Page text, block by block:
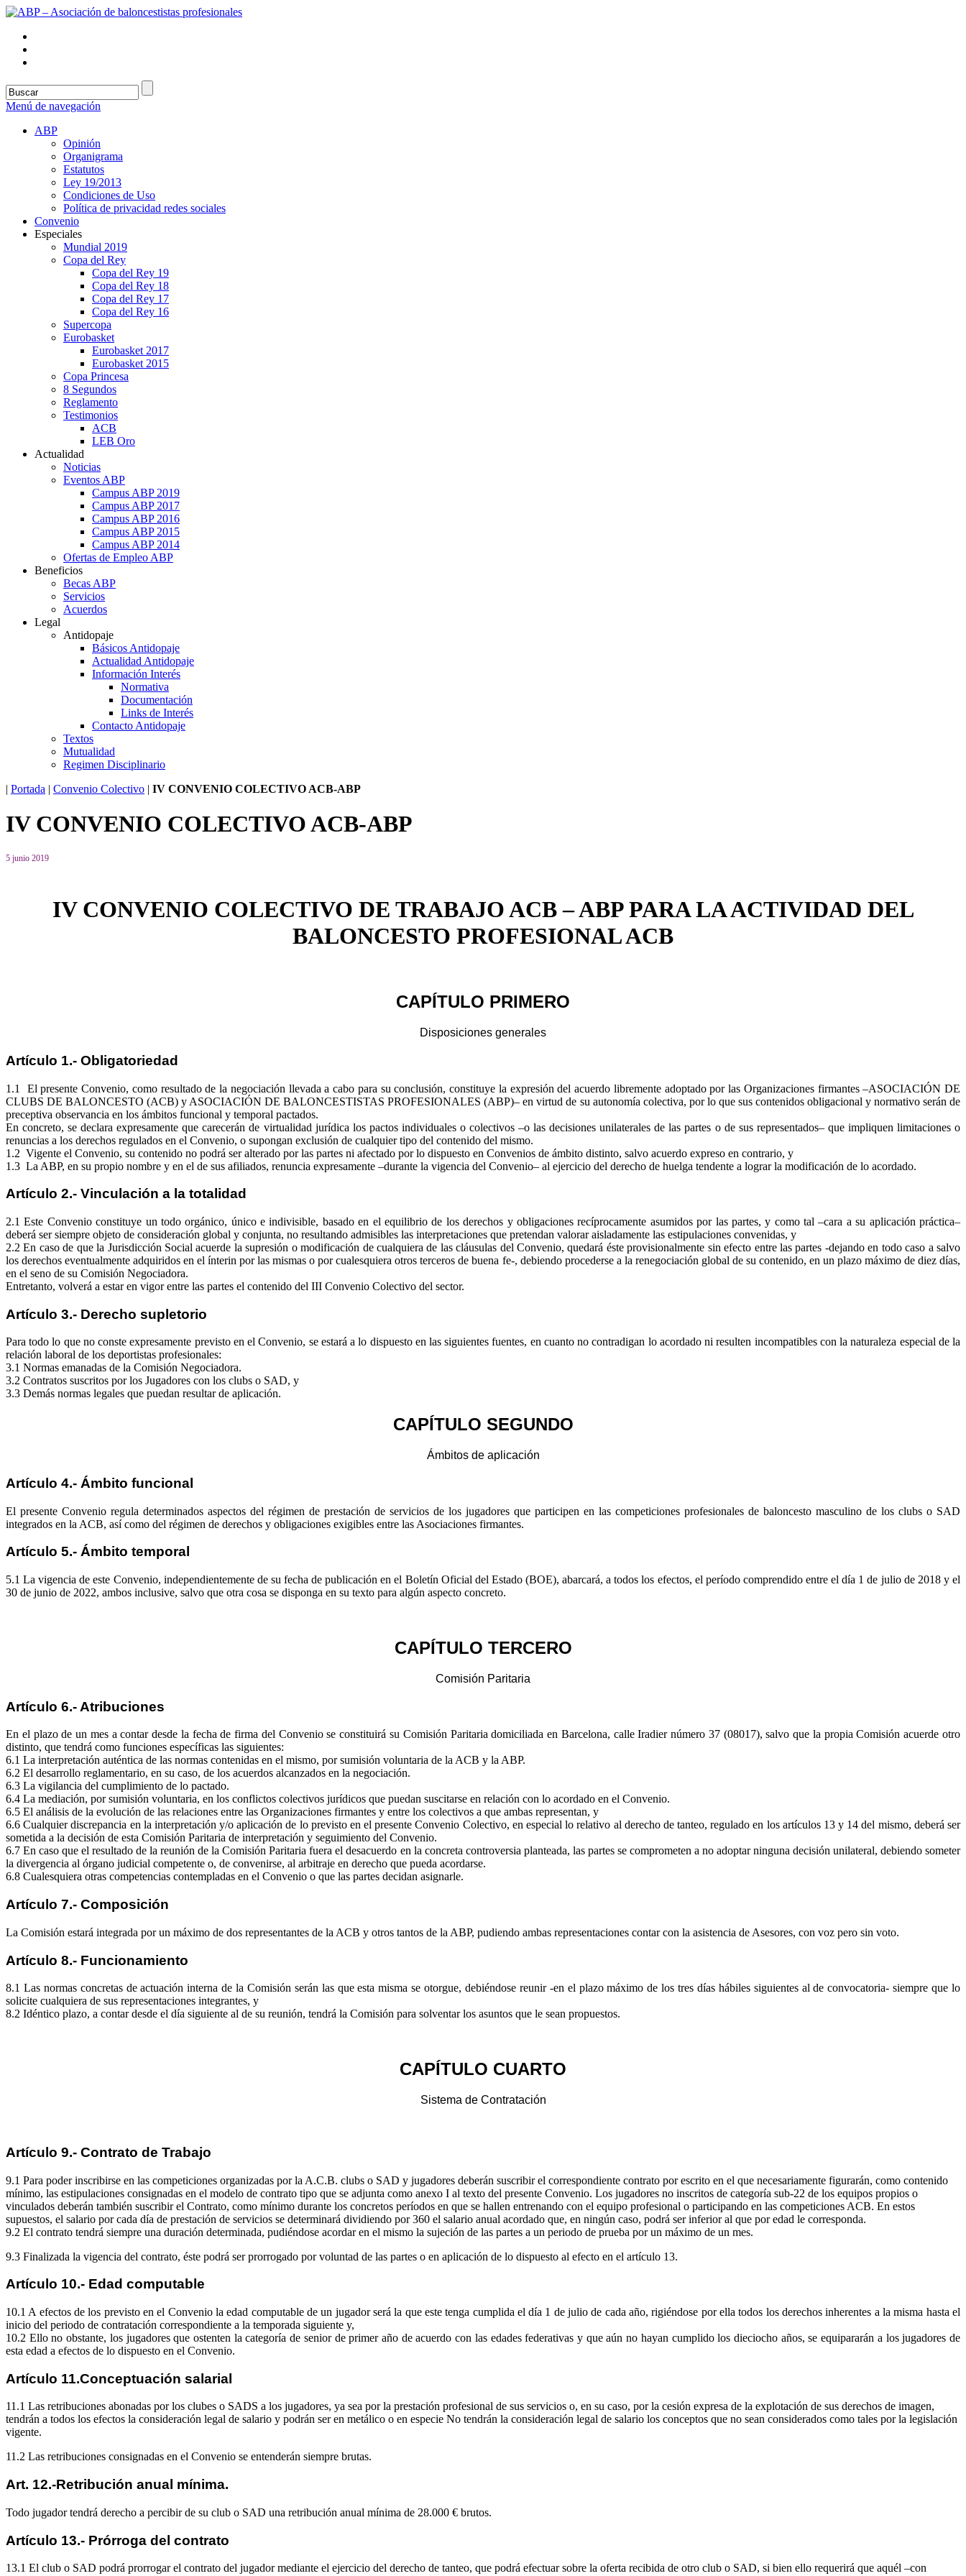
Menú de navegación
ABP
Opinión
Organigrama
Estatutos
Ley 19/2013
Condiciones de Uso
Política de privacidad redes sociales
Convenio
Especiales
Mundial 2019
Copa del Rey
Copa del Rey 19
Copa del Rey 18
Copa del Rey 17
Copa del Rey 16
Supercopa
Eurobasket
Eurobasket 2017
Eurobasket 2015
Copa Princesa
8 Segundos
Reglamento
Testimonios
ACB
LEB Oro
Actualidad
Noticias
Eventos ABP
Campus ABP 2019
Campus ABP 2017
Campus ABP 2016
Campus ABP 2015
Campus ABP 2014
Ofertas de Empleo ABP
Beneficios
Becas ABP
Servicios
Acuerdos
Legal
Antidopaje
Básicos Antidopaje
Actualidad Antidopaje
Información Interés
Normativa
Documentación
Links de Interés
Contacto Antidopaje
Textos
Mutualidad
Regimen Disciplinario
| Portada | Convenio Colectivo | IV CONVENIO COLECTIVO ACB-ABP
IV CONVENIO COLECTIVO ACB-ABP
5 junio 2019
IV CONVENIO COLECTIVO DE TRABAJO ACB – ABP PARA LA ACTIVIDAD DEL
BALONCESTO PROFESIONAL ACB
CAPÍTULO PRIMERO
Disposiciones generales
Artículo 1.- Obligatoriedad
1.1 El presente Convenio, como resultado de la negociación llevada a cabo para su conclusión, constituye la expresión del acuerdo libremente adoptado por las Organizaciones firmantes –ASOCIACIÓN DE
CLUBS DE BALONCESTO (ACB) y ASOCIACIÓN DE BALONCESTISTAS PROFESIONALES (ABP)– en virtud de su autonomía colectiva, por lo que sus contenidos obligacional y normativo serán de
preceptiva observancia en los ámbitos funcional y temporal pactados.
En concreto, se declara expresamente que carecerán de virtualidad jurídica los pactos individuales o colectivos –o las decisiones unilaterales de las partes o de sus representados– que impliquen limitaciones o
renuncias a los derechos regulados en el Convenio, o supongan exclusión de cualquier tipo del contenido del mismo.
1.2 Vigente el Convenio, su contenido no podrá ser alterado por las partes ni afectado por lo dispuesto en Convenios de ámbito distinto, salvo acuerdo expreso en contrario, y
1.3 La ABP, en su propio nombre y en el de sus afiliados, renuncia expresamente –durante la vigencia del Convenio– al ejercicio del derecho de huelga tendente a lograr la modificación de lo acordado.
Artículo 2.- Vinculación a la totalidad
2.1 Este Convenio constituye un todo orgánico, único e indivisible, basado en el equilibrio de los derechos y obligaciones recíprocamente asumidos por las partes, y como tal –cara a su aplicación práctica–
deberá ser siempre objeto de consideración global y conjunta, no resultando admisibles las interpretaciones que pretendan valorar aisladamente las estipulaciones convenidas, y
2.2 En caso de que la Jurisdicción Social acuerde la supresión o modificación de cualquiera de las cláusulas del Convenio, quedará éste provisionalmente sin efecto entre las partes -dejando en todo caso a salvo
los derechos eventualmente adquiridos en el ínterin por las mismas o por cualesquiera otros terceros de buena fe-, debiendo procederse a la renegociación global de su contenido, en un plazo máximo de diez días,
en el seno de su Comisión Negociadora.
Entretanto, volverá a estar en vigor entre las partes el contenido del III Convenio Colectivo del sector.
Artículo 3.- Derecho supletorio
Para todo lo que no conste expresamente previsto en el Convenio, se estará a lo dispuesto en las siguientes fuentes, en cuanto no contradigan lo acordado ni resulten incompatibles con la naturaleza especial de la
relación laboral de los deportistas profesionales:
3.1 Normas emanadas de la Comisión Negociadora.
3.2 Contratos suscritos por los Jugadores con los clubs o SAD, y
3.3 Demás normas legales que puedan resultar de aplicación.
CAPÍTULO SEGUNDO
Ámbitos de aplicación
Artículo 4.- Ámbito funcional
El presente Convenio regula determinados aspectos del régimen de prestación de servicios de los jugadores que participen en las competiciones profesionales de baloncesto masculino de los clubs o SAD
integrados en la ACB, así como del régimen de derechos y obligaciones exigibles entre las Asociaciones firmantes.
Artículo 5.- Ámbito temporal
5.1 La vigencia de este Convenio, independientemente de su fecha de publicación en el Boletín Oficial del Estado (BOE), abarcará, a todos los efectos, el período comprendido entre el día 1 de julio de 2018 y el
30 de junio de 2022, ambos inclusive, salvo que otra cosa se disponga en su texto para algún aspecto concreto.
CAPÍTULO TERCERO
Comisión Paritaria
Artículo 6.- Atribuciones
En el plazo de un mes a contar desde la fecha de firma del Convenio se constituirá su Comisión Paritaria domiciliada en Barcelona, calle Iradier número 37 (08017), salvo que la propia Comisión acuerde otro
distinto, que tendrá como funciones específicas las siguientes:
6.1 La interpretación auténtica de las normas contenidas en el mismo, por sumisión voluntaria de la ACB y la ABP.
6.2 El desarrollo reglamentario, en su caso, de los acuerdos alcanzados en la negociación.
6.3 La vigilancia del cumplimiento de lo pactado.
6.4 La mediación, por sumisión voluntaria, en los conflictos colectivos jurídicos que puedan suscitarse en relación con lo acordado en el Convenio.
6.5 El análisis de la evolución de las relaciones entre las Organizaciones firmantes y entre los colectivos a que ambas representan, y
6.6 Cualquier discrepancia en la interpretación y/o aplicación de lo previsto en el presente Convenio Colectivo, en especial lo relativo al derecho de tanteo, regulado en los artículos 13 y 14 del mismo, deberá ser
sometida a la decisión de esta Comisión Paritaria de interpretación y seguimiento del Convenio.
6.7 En caso que el resultado de la reunión de la Comisión Paritaria fuera el desacuerdo en la concreta controversia planteada, las partes se comprometen a no adoptar ninguna decisión unilateral, debiendo someter
la divergencia al órgano judicial competente o, de convenirse, al arbitraje en derecho que pueda acordarse.
6.8 Cualesquiera otras competencias contempladas en el Convenio o que las partes decidan asignarle.
Artículo 7.- Composición
La Comisión estará integrada por un máximo de dos representantes de la ACB y otros tantos de la ABP, pudiendo ambas representaciones contar con la asistencia de Asesores, con voz pero sin voto.
Artículo 8.- Funcionamiento
8.1 Las normas concretas de actuación interna de la Comisión serán las que esta misma se otorgue, debiéndose reunir -en el plazo máximo de los tres días hábiles siguientes al de convocatoria- siempre que lo
solicite cualquiera de sus representaciones integrantes, y
8.2 Idéntico plazo, a contar desde el día siguiente al de su reunión, tendrá la Comisión para solventar los asuntos que le sean propuestos.
CAPÍTULO CUARTO
Sistema de Contratación
Artículo 9.- Contrato de Trabajo
9.1 Para poder inscribirse en las competiciones organizadas por la A.C.B. clubs o SAD y jugadores deberán suscribir el correspondiente contrato por escrito en el que necesariamente figurarán, como contenido
mínimo, las estipulaciones consignadas en el modelo de contrato tipo que se adjunta como anexo I al texto del presente Convenio. Los jugadores no inscritos de categoría sub-22 de los equipos propios o
vinculados deberán también suscribir el Contrato, como mínimo durante los concretos períodos en que se hallen entrenando con el equipo profesional o participando en las competiciones ACB. En estos
supuestos, el salario por cada día de prestación de servicios se determinará dividiendo por 360 el salario anual acordado que, en ningún caso, podrá ser inferior al que por edad le corresponda.
9.2 El contrato tendrá siempre una duración determinada, pudiéndose acordar en el mismo la sujeción de las partes a un periodo de prueba por un máximo de un mes.
9.3 Finalizada la vigencia del contrato, éste podrá ser prorrogado por voluntad de las partes o en aplicación de lo dispuesto al efecto en el artículo 13.
Artículo 10.- Edad computable
10.1 A efectos de los previsto en el Convenio la edad computable de un jugador será la que este tenga cumplida el día 1 de julio de cada año, rigiéndose por ella todos los derechos inherentes a la misma hasta el
inicio del periodo de contratación correspondiente a la temporada siguiente y,
10.2 Ello no obstante, los jugadores que ostenten la categoría de senior de primer año de acuerdo con las edades federativas y que aún no hayan cumplido los dieciocho años, se equipararán a los jugadores de
esta edad a efectos de lo dispuesto en el Convenio.
Artículo 11.Conceptuación salarial
11.1 Las retribuciones abonadas por los clubes o SADS a los jugadores, ya sea por la prestación profesional de sus servicios o, en su caso, por la cesión expresa de la explotación de sus derechos de imagen,
tendrán a todos los efectos la consideración legal de salario y podrán ser en metálico o en especie No tendrán la consideración legal de salario los conceptos que no sean considerados como tales por la legislación
vigente.
11.2 Las retribuciones consignadas en el Convenio se entenderán siempre brutas.
Art. 12.-Retribución anual mínima.
Todo jugador tendrá derecho a percibir de su club o SAD una retribución anual mínima de 28.000 € brutos.
Artículo 13.- Prórroga del contrato
13.1 El club o SAD podrá prorrogar el contrato del jugador mediante el ejercicio del derecho de tanteo, que podrá efectuar sobre la oferta recibida de otro club o SAD, si bien ello requerirá que aquél –con